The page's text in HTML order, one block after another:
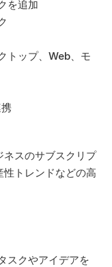
を追加
トップ、Web、モ
スのサブスクリプ
トレンドなどの高
スクやアイデアを